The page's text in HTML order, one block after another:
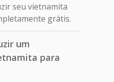
seu vietnamita
grátis.
um
para